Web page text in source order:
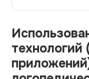
О сервисе
О компании
Наши гарантии
Порядок оплаты
Контакты
технологий